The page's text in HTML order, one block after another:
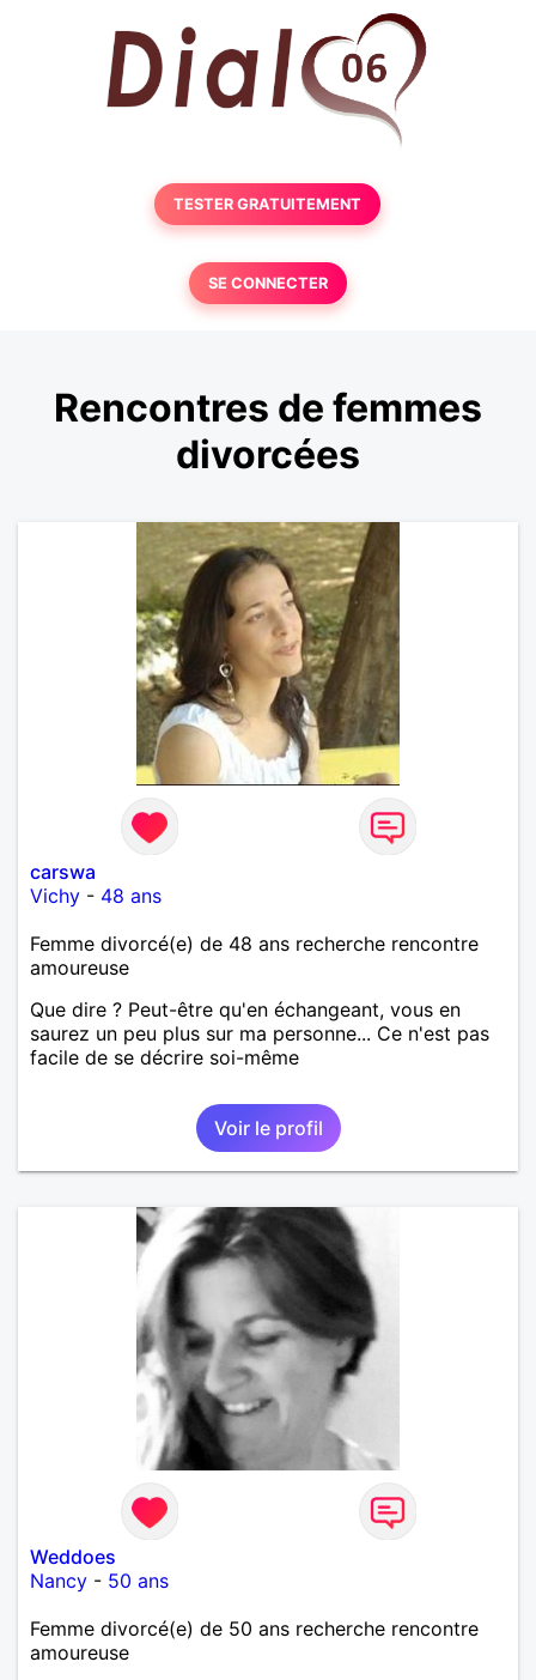
TESTER GRATUITEMENT
SE CONNECTER
Rencontres de femmes
divorcées
carswa
Vichy - 48 ans
Femme divorcé(e) de 48 ans recherche rencontre
amoureuse
Que dire ? Peut-être qu'en échangeant, vous en
saurez un peu plus sur ma personne... Ce n'est pas
facile de se décrire soi-même
Voir le profil
Weddoes
Nancy - 50 ans
Femme divorcé(e) de 50 ans recherche rencontre
amoureuse